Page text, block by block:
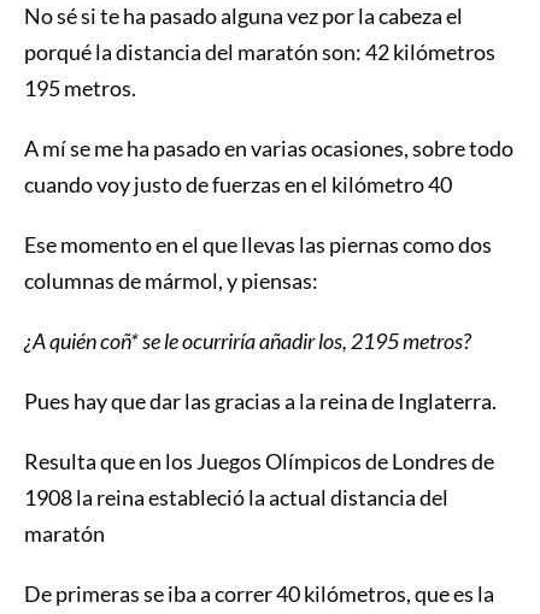
No sé si te ha pasado alguna vez por la cabeza el
porqué la distancia del maratón son: 42 kilómetros
195 metros.
A mí se me ha pasado en varias ocasiones, sobre todo
cuando voy justo de fuerzas en el kilómetro 40
Ese momento en el que llevas las piernas como dos
columnas de mármol, y piensas:
¿A quién coñ* se le ocurriría añadir los, 2195 metros?
Pues hay que dar las gracias a la reina de Inglaterra.
Resulta que en los Juegos Olímpicos de Londres de
1908 la reina estableció la actual distancia del
maratón
De primeras se iba a correr 40 kilómetros, que es la